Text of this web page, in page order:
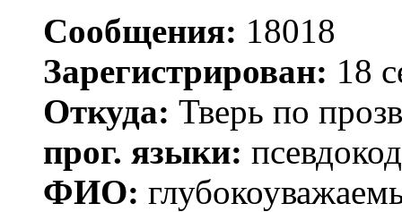
Сообщения: 18018
Зарегистрирован: 18
Откуда: Тверь по
прог. языки:
ФИО: